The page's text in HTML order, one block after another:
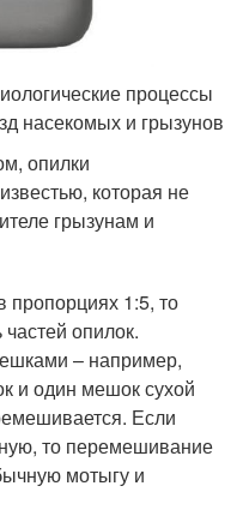
процессы
насекомых и грызунов
опилки
которая не
грызунам и
пропорциях 1:5, то
частей опилок.
– например,
и один мешок сухой
Если
то перемешивание
мотыгу и